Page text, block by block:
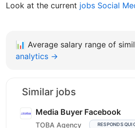
Look at the current jobs Social
📊 Average salary range of
analytics →
Similar jobs
Media Buyer Facebook
TOBA Agency RESPONDS